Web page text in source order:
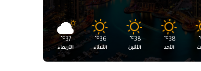
38
℃
الأحد
38
℃
الأثنين
36
℃
الثلاثاء
37
℃
الأربعاء